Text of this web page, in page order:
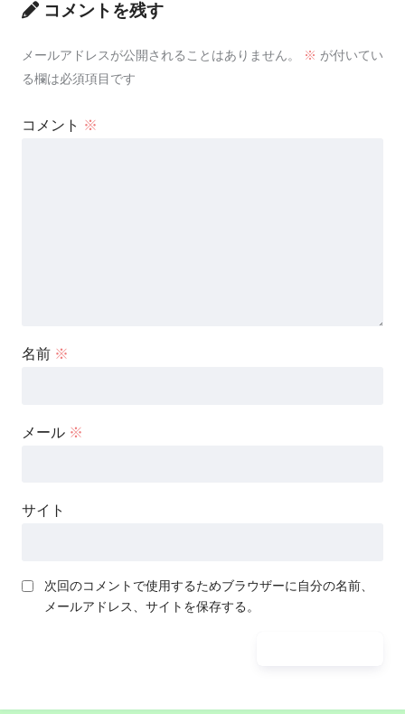
コメントを残す
メールアドレスが公開されることはありません。 ※ が付いてい
る欄は必須項目です
コメント ※
名前 ※
メール ※
サイト
次回のコメントで使用するためブラウザーに自分の名前、
メールアドレス、サイトを保存する。